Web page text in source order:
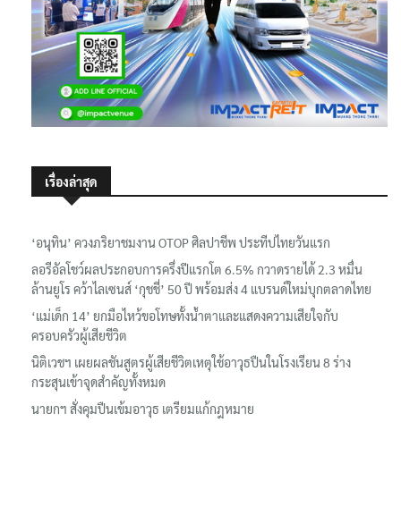
เรื่องล่าสุด
‘อนุทิน’ ควงภริยาชมงาน OTOP ศิลปาชีพ ประทีปไทยวันแรก
ลอรีอัลโชว์ผลประกอบการครึ่งปีแรกโต 6.5% กวาดรายได้ 2.3 หมื่น
ล้านยูโร คว้าไลเซนส์ ‘กุชชี่’ 50 ปี พร้อมส่ง 4 แบรนด์ใหม่บุกตลาดไทย
‘แม่เด็ก 14’ ยกมือไหว้ขอโทษทั้งน้ำตาและแสดงความเสียใจกับ
ครอบครัวผู้เสียชีวิต
นิติเวชฯ เผยผลชันสูตรผู้เสียชีวิตเหตุใช้อาวุธปืนในโรงเรียน 8 ร่าง
กระสุนเข้าจุดสำคัญทั้งหมด
นายกฯ สั่งคุมปืนเข้มอาวุธ เตรียมแก้กฎหมาย